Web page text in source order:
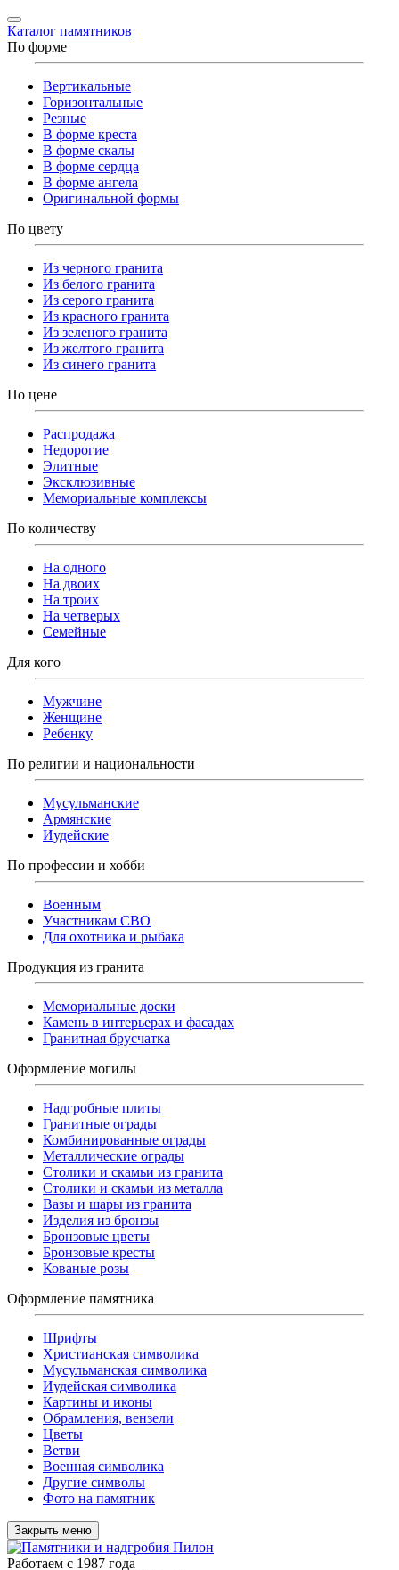
Каталог памятников
По форме
Вертикальные
Горизонтальные
Резные
В форме креста
В форме скалы
В форме сердца
В форме ангела
Оригинальной формы
По цвету
Из черного гранита
Из белого гранита
Из серого гранита
Из красного гранита
Из зеленого гранита
Из желтого гранита
Из синего гранита
По цене
Распродажа
Недорогие
Элитные
Эксклюзивные
Мемориальные комплексы
По количеству
На одного
На двоих
На троих
На четверых
Семейные
Для кого
Мужчине
Женщине
Ребенку
По религии и национальности
Мусульманские
Армянские
Иудейские
По профессии и хобби
Военным
Участникам СВО
Для охотника и рыбака
Продукция из гранита
Мемориальные доски
Камень в интерьерах и фасадах
Гранитная брусчатка
Оформление могилы
Надгробные плиты
Гранитные ограды
Комбинированные ограды
Металлические ограды
Столики и скамьи из гранита
Столики и скамьи из металла
Вазы и шары из гранита
Изделия из бронзы
Бронзовые цветы
Бронзовые кресты
Кованые розы
Оформление памятника
Шрифты
Христианская символика
Мусульманская символика
Иудейская символика
Картины и иконы
Обрамления, вензели
Цветы
Ветви
Военная символика
Другие символы
Фото на памятник
Закрыть меню
Работаем с 1987 года